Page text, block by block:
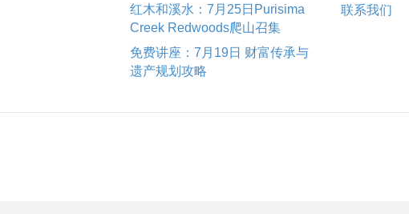
红木和溪水：7月25日Purisima
Creek Redwoods爬山召集
免费讲座：7月19日 财富传承与
遗产规划攻略
联系我们